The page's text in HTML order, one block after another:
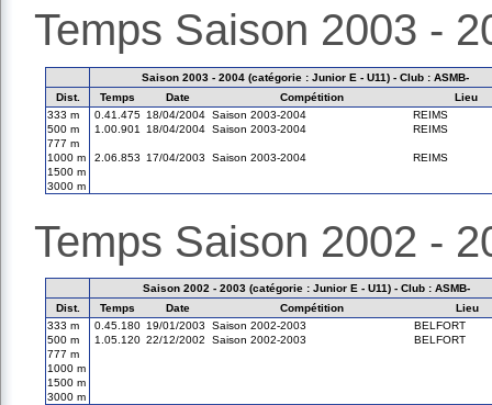
Temps Saison 2003 -
Saison 2003 - 2004 (catégorie : Junior E - U11) - Club : ASMB-
Dist.
Temps Date Compétition
Lieu
333 m
0.41.475 18/04/2004 Saison 2003-2004
REIMS
500 m
1.00.901 18/04/2004 Saison 2003-2004
REIMS
777 m
1000 m
2.06.853 17/04/2003 Saison 2003-2004
REIMS
1500 m
3000 m
Temps Saison 2002 -
Saison 2002 - 2003 (catégorie : Junior E - U11) - Club : ASMB-
Dist.
Temps Date Compétition
Lieu
333 m
0.45.180 19/01/2003 Saison 2002-2003
BELFORT
500 m
1.05.120 22/12/2002 Saison 2002-2003
BELFORT
777 m
1000 m
1500 m
3000 m